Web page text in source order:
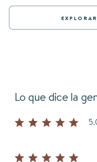
Lo que dice la